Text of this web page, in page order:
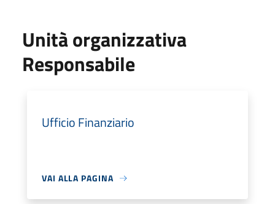
Unità organizzativa
Responsabile
Ufficio Finanziario
VAI ALLA PAGINA